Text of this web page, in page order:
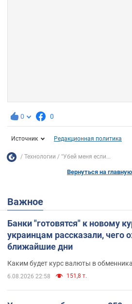
0 0
Источник Редакционная политика
Технологии "Убей меня если...
Вернуться на
Важное
Банки "готовятся" к новому
украинцам рассказали, чего
ближайшие дни
Каким будет курс валюты в
6.08.2026 22:58 151,8 т.